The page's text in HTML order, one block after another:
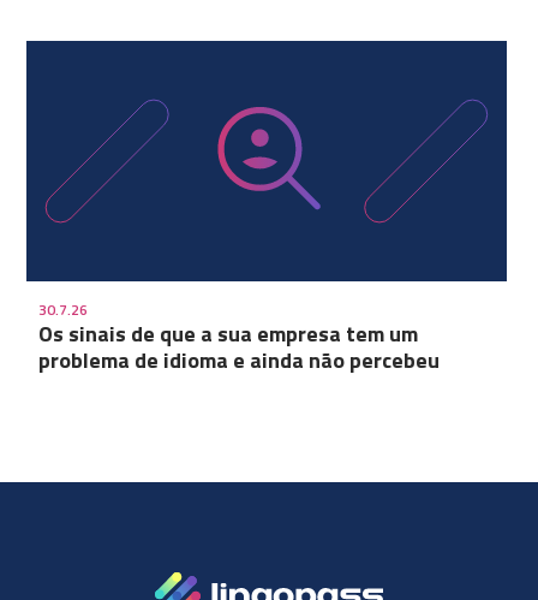
30.7.26
Os sinais de que a sua empresa tem um
problema de idioma e ainda não percebeu